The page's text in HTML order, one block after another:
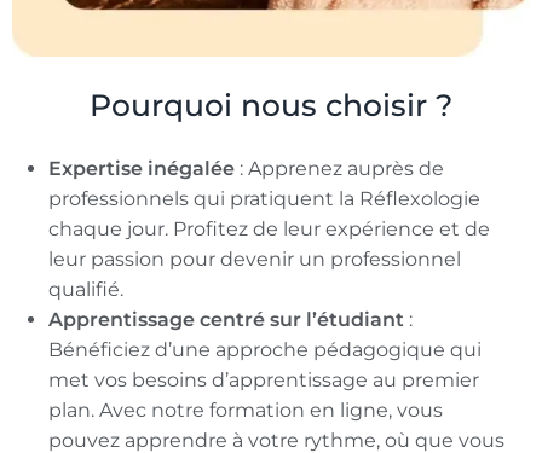
Pourquoi nous choisir ?
Expertise inégalée : Apprenez auprès de
professionnels qui pratiquent la Réflexologie
chaque jour. Profitez de leur expérience et de
leur passion pour devenir un professionnel
qualifié.
Apprentissage centré sur l’étudiant :
Bénéficiez d’une approche pédagogique qui
met vos besoins d’apprentissage au premier
plan. Avec notre formation en ligne, vous
pouvez apprendre à votre rythme, où que vous